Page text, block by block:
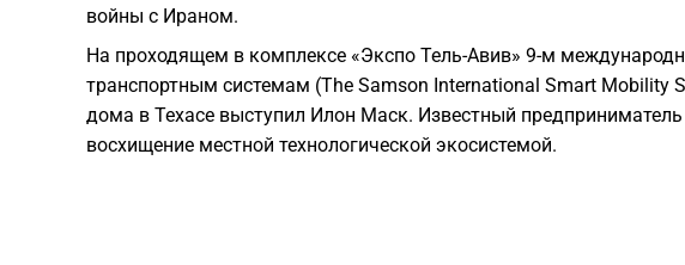
войны с Ираном.
На проходящем в комплексе «Экспо Тель-Авив» 9-м
транспортным системам (The Samson International Smart Mobility
дома в Техасе выступил Илон Маск. Известный
восхищение местной технологической экосистемой.